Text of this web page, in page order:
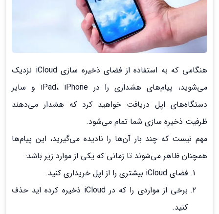
هنگامی که به استفاده از فضای ذخیره سازی iCloud نزدیک
می‌شوید، پیام‌های هشداری را در iPad، iPhone و سایر
دستگاه‌های اپل دریافت خواهید کرد که هشدار می‌دهند
ظرفیت ذخیره سازی شما تمام می‌شود.
مهم نیست که چند بار آن‌ها را نادیده می‌گیرید، این پیام‌ها
همچنان ظاهر می‌شوند تا زمانی که یکی از موارد زیر باشد:
فضای iCloud بیشتری را از اپل خریداری کنید.
برخی از مواردی را که در iCloud ذخیره کرده اید حذف
کنید.